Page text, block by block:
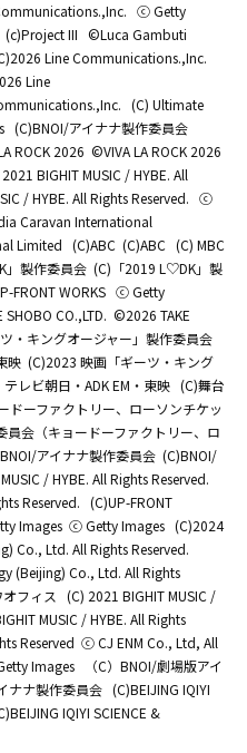
ⓒ Getty
(c)Project III ©Luca Gambuti
Line Communications.,Inc.
Line
(C) Ultimate
(C)BNOI/アイナナ製作委員会
ROCK 2026 ©️VIVA LA ROCK 2026
BIGHIT MUSIC / HYBE. All
/ HYBE. All Rights Reserved. ⓒ
Caravan International
Limited (C)ABC (C)ABC (C) MBC
」製作委員会 (C)「2019 L♡DK」製
FRONT WORKS ⓒ Getty
CO.,LTD. ©2026 TAKE
・キングオージャー」製作委員会
映 (C)2023 映画「ギーツ・キング
レビ朝日・ADK EM・東映 (C)舞台
ドーファクトリー、ローソンチケッ
会（キョードーファクトリー、ロ
アイナナ製作委員会 (C)BNOI/
/ HYBE. All Rights Reserved.
Reserved. (C)UP-FRONT
Images ⓒ Getty Images (C)2024
Co., Ltd. All Rights Reserved.
(Beijing) Co., Ltd. All Rights
フィス
(C) 2021 BIGHIT MUSIC /
MUSIC / HYBE. All Rights
Reserved ⓒ CJ ENM Co., Ltd, All
Images
（C）BNOI/劇場版アイ
ナナ製作委員会 (C)BEIJING IQIYI
IQIYI SCIENCE &